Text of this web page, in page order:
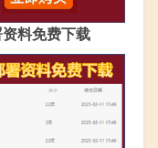
料免费下载